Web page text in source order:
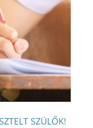
SZÜLŐK!